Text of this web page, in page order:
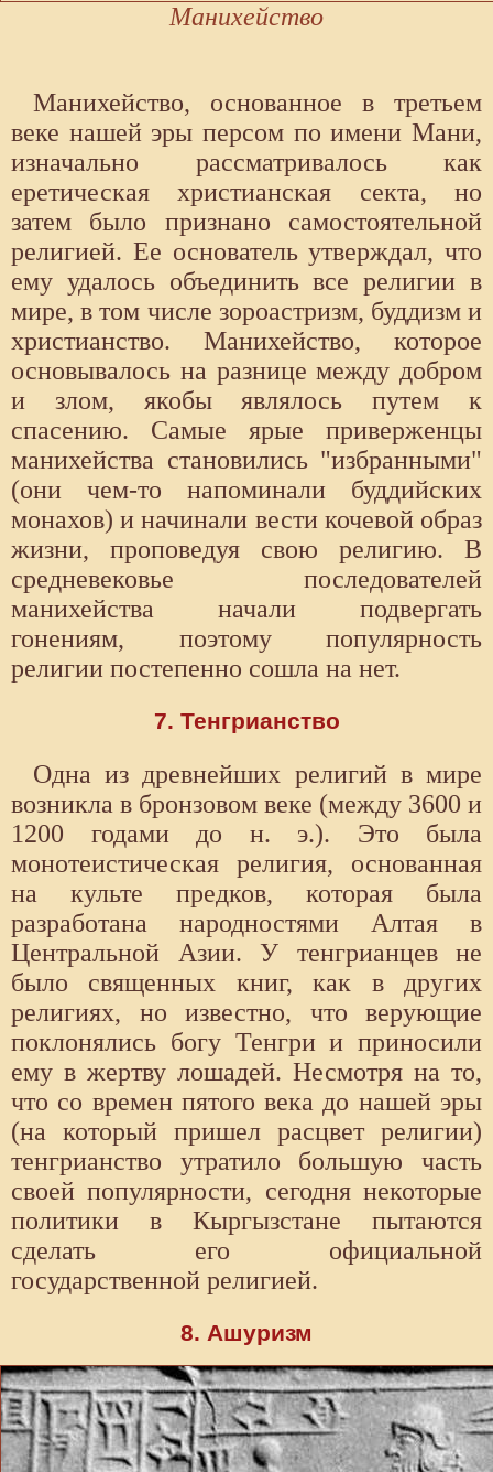
Манихейство
Манихейство, основанное в третьем
веке нашей эры персом по имени Мани,
изначально рассматривалось как
еретическая христианская секта, но
затем было признано самостоятельной
религией. Ее основатель утверждал, что
ему удалось объединить все религии в
мире, в том числе зороастризм, буддизм и
христианство. Манихейство, которое
основывалось на разнице между добром
и злом, якобы являлось путем к
спасению. Самые ярые приверженцы
манихейства становились "избранными"
(они чем-то напоминали буддийских
монахов) и начинали вести кочевой образ
жизни, проповедуя свою религию. В
средневековье последователей
манихейства начали подвергать
гонениям, поэтому популярность
религии постепенно сошла на нет.
7. Тенгрианство
Одна из древнейших религий в мире
возникла в бронзовом веке (между 3600 и
1200 годами до н. э.). Это была
монотеистическая религия, основанная
на культе предков, которая была
разработана народностями Алтая в
Центральной Азии. У тенгрианцев не
было священных книг, как в других
религиях, но известно, что верующие
поклонялись богу Тенгри и приносили
ему в жертву лошадей. Несмотря на то,
что со времен пятого века до нашей эры
(на который пришел расцвет религии)
тенгрианство утратило большую часть
своей популярности, сегодня некоторые
политики в Кыргызстане пытаются
сделать его официальной
государственной религией.
8. Ашуризм